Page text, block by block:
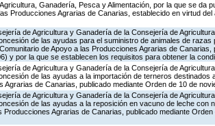
Ganadería, Pesca y Alimentación, por la que se da
Producciones Agrarias de Canarias, establecido en virtud
de Agricultura y Ganadería de la Consejería de
de las ayudas para el suministro de animales de
de Apoyo a las Producciones Agrarias de
y por la que se establecen los requisitos para obtener la
de Agricultura y Ganadería de la Consejería de
de las ayudas a la importación de terneros destinados
Agrarias de Canarias, publicado mediante Orden de 10 de
de Agricultura y Ganadería de la Consejería de
de las ayudas a la reposición en vacuno de leche con
Producciones Agrarias de Canarias, publicado mediante